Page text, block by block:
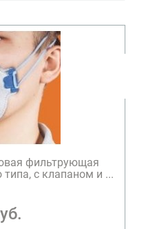
фильтрующая
типа, с клапаном и ...